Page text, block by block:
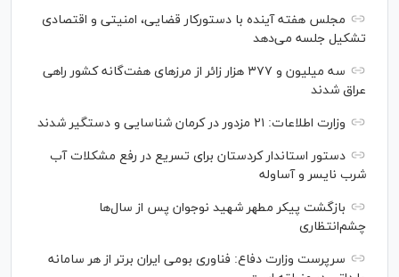
مجلس هفته آینده با دستورکار قضایی، امنیتی و اقتصادی
تشکیل جلسه می‌دهد
سه میلیون و ۳۷۷ هزار زائر از مرز‌های هفت‌گانه کشور راهی
عراق شدند
وزارت اطلاعات: ۲۱ مزدور در کرمان شناسایی و دستگیر شدند
دستور استاندار کردستان برای تسریع در رفع مشکلات آب
شرب نایسر و آساوله
بازگشت پیکر مطهر شهید نوجوان پس از سال‌ها
چشم‌انتظاری
سرپرست وزارت دفاع: فناوری بومی ایران برتر از هر سامانه